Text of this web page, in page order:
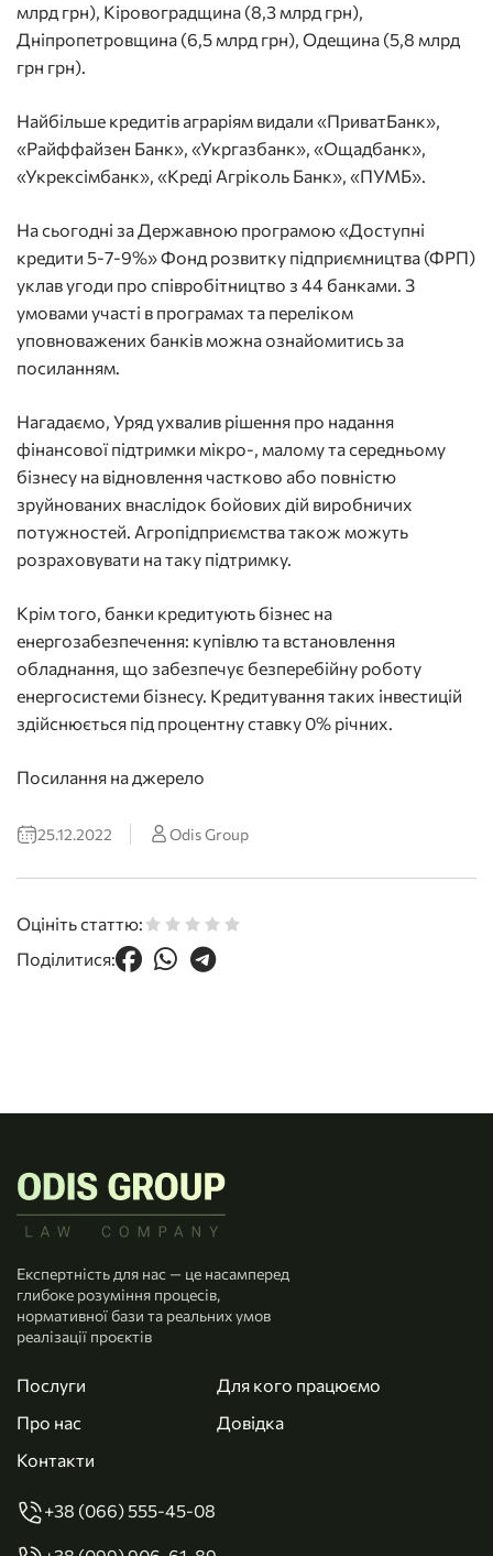
млрд грн), Кіровоградщина (8,3 млрд грн),
Дніпропетровщина (6,5 млрд грн), Одещина (5,8 млрд
грн грн).
Найбільше кредитів аграріям видали «ПриватБанк»,
«Райффайзен Банк», «Укргазбанк», «Ощадбанк»,
«Укрексімбанк», «Креді Агріколь Банк», «ПУМБ».
На сьогодні за Державною програмою «Доступні
кредити 5-7-9%» Фонд розвитку підприємництва (ФРП)
уклав угоди про співробітництво з 44 банками. З
умовами участі в програмах та переліком
уповноважених банків можна ознайомитись за
посиланням.
Нагадаємо, Уряд ухвалив рішення про надання
фінансової підтримки мікро-, малому та середньому
бізнесу на відновлення частково або повністю
зруйнованих внаслідок бойових дій виробничих
потужностей. Агропідприємства також можуть
розраховувати на таку підтримку.
Крім того, банки кредитують бізнес на
енергозабезпечення: купівлю та встановлення
обладнання, що забезпечує безперебійну роботу
енергосистеми бізнесу. Кредитування таких інвестицій
здійснюється під процентну ставку 0% річних.
Посилання на джерело
25.12.2022 Odis Group
Оцініть статтю:
Поділитися:
Експертність для нас — це насамперед
глибоке розуміння процесів,
нормативної бази та реальних умов
реалізації проєктів
Послуги
Для кого працюємо
Про нас
Довідка
Контакти
+38 (066) 555-45-08